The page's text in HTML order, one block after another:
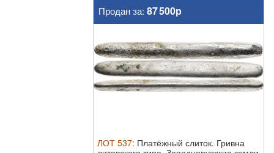
Продан за: 87 500р
ЛОТ 537: Платёжный слиток. Гривна